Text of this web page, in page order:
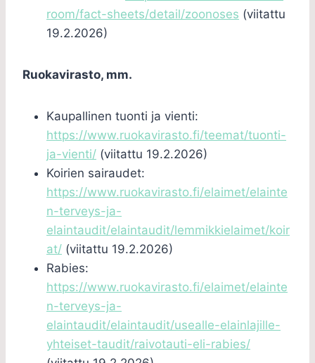
room/fact-sheets/detail/zoonoses (viitattu
19.2.2026)
Ruokavirasto, mm.
Kaupallinen tuonti ja vienti:
https://www.ruokavirasto.fi/teemat/tuonti-
ja-vienti/ (viitattu 19.2.2026)
Koirien sairaudet:
https://www.ruokavirasto.fi/elaimet/elainte
n-terveys-ja-
elaintaudit/elaintaudit/lemmikkielaimet/koir
at/ (viitattu 19.2.2026)
Rabies:
https://www.ruokavirasto.fi/elaimet/elainte
n-terveys-ja-
elaintaudit/elaintaudit/usealle-elainlajille-
yhteiset-taudit/raivotauti-eli-rabies/